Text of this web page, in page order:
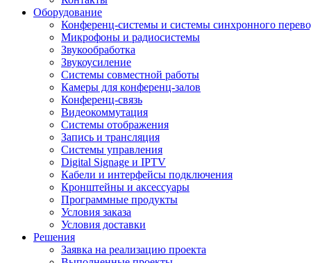
Оборудование
Конференц-системы и системы синхронного
Микрофоны и радиосистемы
Звукообработка
Звукоусиление
Системы совместной работы
Камеры для конференц-залов
Конференц-связь
Видеокоммутация
Системы отображения
Запись и трансляция
Системы управления
Digital Signage и IPTV
Кабели и интерфейсы подключения
Кронштейны и аксессуары
Программные продукты
Условия заказа
Условия доставки
Решения
Заявка на реализацию проекта